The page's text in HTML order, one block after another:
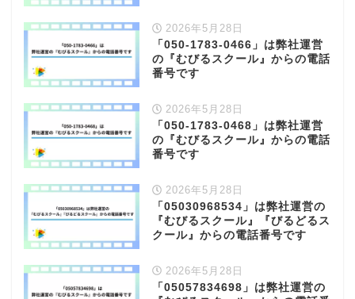
2026年5月28日
「050-1783-0466」は弊社運営
の『むびるスクール』からの電話
番号です
2026年5月28日
「050-1783-0468」は弊社運営
の『むびるスクール』からの電話
番号です
2026年5月28日
「05030968534」は弊社運営の
『むびるスクール』『びるどるス
クール』からの電話番号です
2026年5月28日
「05057834698」は弊社運営の